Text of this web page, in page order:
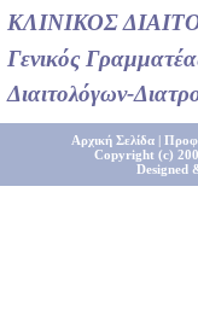
ΚΛΙΝΙΚΟΣ
Γενικός
Διαιτολόγων-
Αρχική Σελίδα|
Copyright (c)
Designed